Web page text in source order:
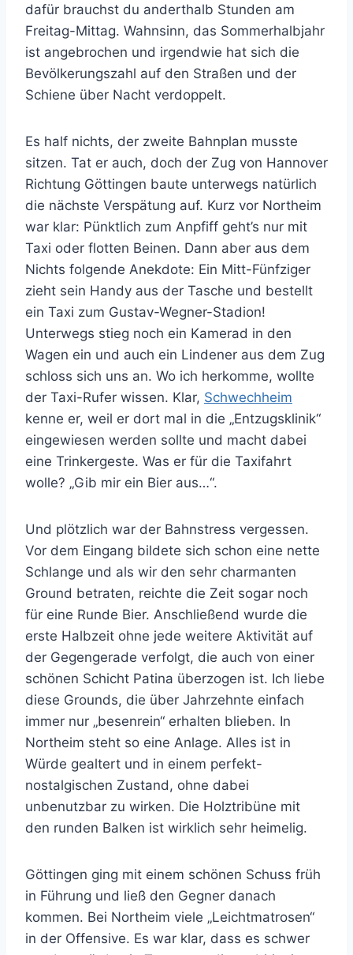
dafür brauchst du anderthalb Stunden am
Freitag-Mittag. Wahnsinn, das Sommerhalbjahr
ist angebrochen und irgendwie hat sich die
Bevölkerungszahl auf den Straßen und der
Schiene über Nacht verdoppelt.
Es half nichts, der zweite Bahnplan musste
sitzen. Tat er auch, doch der Zug von Hannover
Richtung Göttingen baute unterwegs natürlich
die nächste Verspätung auf. Kurz vor Northeim
war klar: Pünktlich zum Anpfiff geht’s nur mit
Taxi oder flotten Beinen. Dann aber aus dem
Nichts folgende Anekdote: Ein Mitt-Fünfziger
zieht sein Handy aus der Tasche und bestellt
ein Taxi zum Gustav-Wegner-Stadion!
Unterwegs stieg noch ein Kamerad in den
Wagen ein und auch ein Lindener aus dem Zug
schloss sich uns an. Wo ich herkomme, wollte
der Taxi-Rufer wissen. Klar, Schwechheim
kenne er, weil er dort mal in die „Entzugsklinik“
eingewiesen werden sollte und macht dabei
eine Trinkergeste. Was er für die Taxifahrt
wolle? „Gib mir ein Bier aus…“.
Und plötzlich war der Bahnstress vergessen.
Vor dem Eingang bildete sich schon eine nette
Schlange und als wir den sehr charmanten
Ground betraten, reichte die Zeit sogar noch
für eine Runde Bier. Anschließend wurde die
erste Halbzeit ohne jede weitere Aktivität auf
der Gegengerade verfolgt, die auch von einer
schönen Schicht Patina überzogen ist. Ich liebe
diese Grounds, die über Jahrzehnte einfach
immer nur „besenrein“ erhalten blieben. In
Northeim steht so eine Anlage. Alles ist in
Würde gealtert und in einem perfekt-
nostalgischen Zustand, ohne dabei
unbenutzbar zu wirken. Die Holztribüne mit
den runden Balken ist wirklich sehr heimelig.
Göttingen ging mit einem schönen Schuss früh
in Führung und ließ den Gegner danach
kommen. Bei Northeim viele „Leichtmatrosen“
in der Offensive. Es war klar, dass es schwer